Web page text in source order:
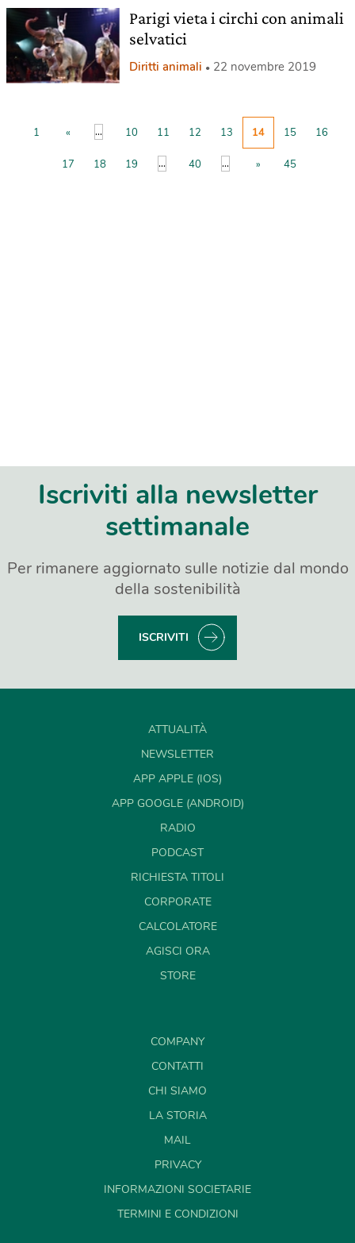
Parigi vieta i circhi con animali
selvatici
Diritti animali 22 novembre 2019
1 « ... 10 11 12 13 14 15 16
17 18 19 ... 40 ... » 45
Iscriviti alla newsletter
settimanale
Per rimanere aggiornato sulle notizie dal mondo
della sostenibilità
ISCRIVITI
ATTUALITÀ
NEWSLETTER
APP APPLE (IOS)
APP GOOGLE (ANDROID)
RADIO
PODCAST
RICHIESTA TITOLI
CORPORATE
CALCOLATORE
AGISCI ORA
STORE
COMPANY
CONTATTI
CHI SIAMO
LA STORIA
MAIL
PRIVACY
INFORMAZIONI SOCIETARIE
TERMINI E CONDIZIONI